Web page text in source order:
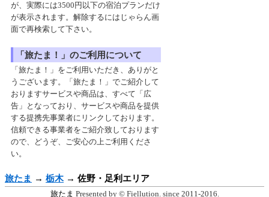
が、実際には3500円以下の宿泊プランだけ
が表示されます。解除するにはじゃらん画
面で再検索して下さい。
「旅たま！」のご利用について
「旅たま！」をご利用いただき、ありがと
うございます。「旅たま！」でご紹介して
おりますサービスや商品は、すべて「広
告」となっており、サービスや商品を提供
する提携先事業者にリンクしております。
信頼できる事業者をご紹介致しております
ので、どうぞ、ご安心の上ご利用くださ
い。
旅たま → 栃木→ 佐野・足利エリア
旅たま Presented by © Fiellution. since 2011-2016.